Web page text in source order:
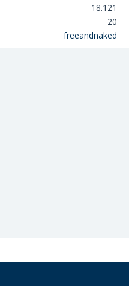
18.121
20
freeandnaked